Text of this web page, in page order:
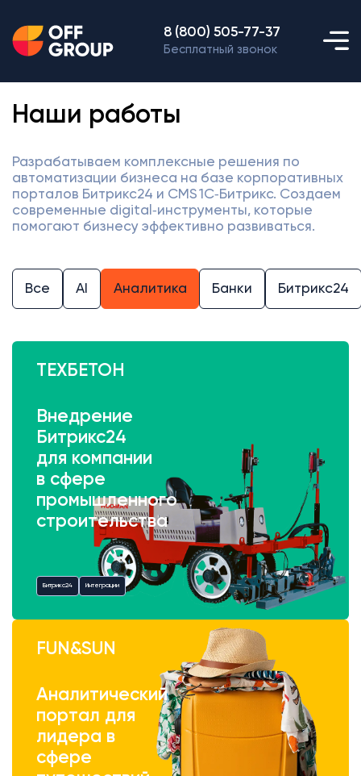
8 (800) 505-77-37
Бесплатный звонок
Наши работы
Разрабатываем комплексные решения по
автоматизации бизнеса на базе корпоративных
порталов Битрикс24 и CMS 1С‑Битрикс. Создаем
современные digital‑инструменты, которые
помогают бизнесу эффективно развиваться.
Все AI Аналитика Банки Битрикс24
ТЕХБЕТОН
Внедрение
Битрикс24
для компании
в сфере
промышленного
строительства
Битрикс24 Интеграции
FUN&SUN
Аналитический
портал для
лидера в
сфере